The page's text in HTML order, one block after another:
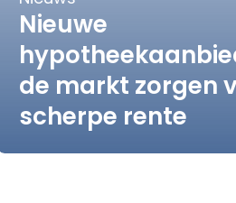
Nieuwe
de markt zorgen
scherpe rente